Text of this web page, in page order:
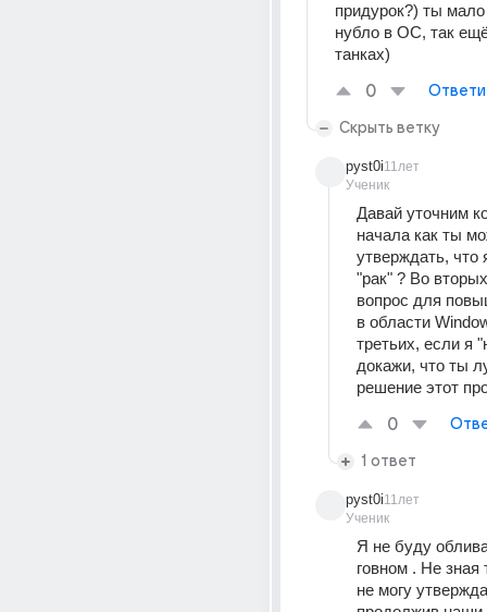
придурок?) ты мало
нубло в ОС, так
танках)
0
Скрыть ветку
pyst0i
Ученик
11лет
Давай уточним
начала как ты
утверждать, что
"рак" ? Во
вопрос для
в области
третьих, если я
докажи, что ты
решение этот
0
1 ответ
pyst0i
Ученик
11лет
Я не буду
говном . Не зная
не могу